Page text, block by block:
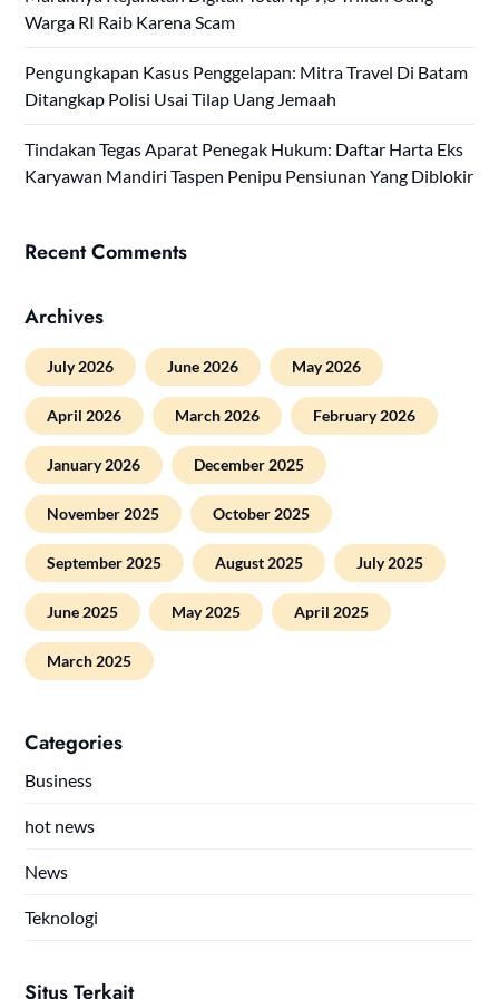
Warga RI Raib Karena Scam
Pengungkapan Kasus Penggelapan: Mitra Travel Di Batam
Ditangkap Polisi Usai Tilap Uang Jemaah
Tindakan Tegas Aparat Penegak Hukum: Daftar Harta Eks
Karyawan Mandiri Taspen Penipu Pensiunan Yang Diblokir
Recent Comments
Archives
July 2026 June 2026 May 2026
April 2026 March 2026 February 2026
January 2026 December 2025
November 2025 October 2025
September 2025 August 2025 July 2025
June 2025 May 2025 April 2025
March 2025
Categories
Business
hot news
News
Teknologi
Situs Terkait